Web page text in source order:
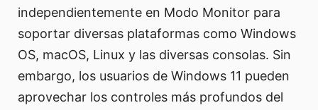
independientemente en Modo Monitor para
soportar diversas plataformas como Windows
OS, macOS, Linux y las diversas consolas. Sin
embargo, los usuarios de Windows 11 pueden
aprovechar los controles más profundos del